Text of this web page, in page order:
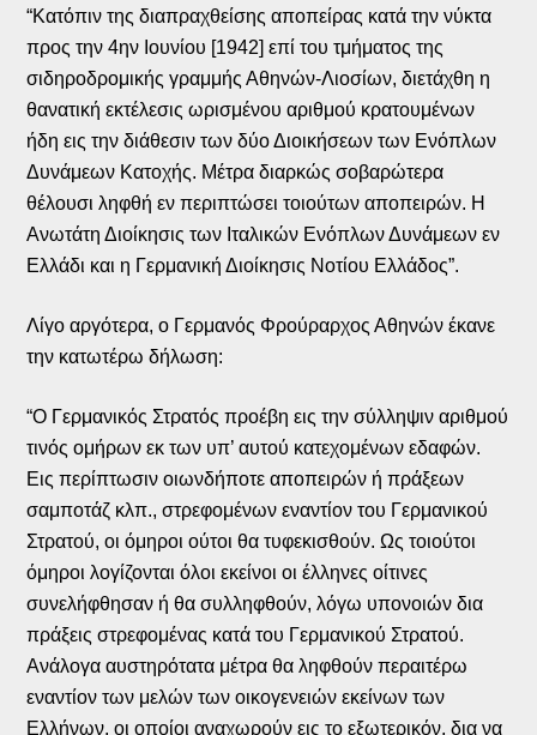
“Κατόπιν της διαπραχθείσης αποπείρας κατά την νύκτα
προς την 4ην Ιουνίου [1942] επί του τμήματος της
σιδηροδρομικής γραμμής Αθηνών-Λιοσίων, διετάχθη η
θανατική εκτέλεσις ωρισμένου αριθμού κρατουμένων
ήδη εις την διάθεσιν των δύο Διοικήσεων των Ενόπλων
Δυνάμεων Κατοχής. Μέτρα διαρκώς σοβαρώτερα
θέλουσι ληφθή εν περιπτώσει τοιούτων αποπειρών. Η
Ανωτάτη Διοίκησις των Ιταλικών Ενόπλων Δυνάμεων εν
Ελλάδι και η Γερμανική Διοίκησις Νοτίου Ελλάδος”.
Λίγο αργότερα, ο Γερμανός Φρούραρχος Αθηνών έκανε
την κατωτέρω δήλωση:
“Ο Γερμανικός Στρατός προέβη εις την σύλληψιν αριθμού
τινός ομήρων εκ των υπ’ αυτού κατεχομένων εδαφών.
Εις περίπτωσιν οιωνδήποτε αποπειρών ή πράξεων
σαμποτάζ κλπ., στρεφομένων εναντίον του Γερμανικού
Στρατού, οι όμηροι ούτοι θα τυφεκισθούν. Ως τοιούτοι
όμηροι λογίζονται όλοι εκείνοι οι έλληνες οίτινες
συνελήφθησαν ή θα συλληφθούν, λόγω υπονοιών δια
πράξεις στρεφομένας κατά του Γερμανικού Στρατού.
Ανάλογα αυστηρότατα μέτρα θα ληφθούν περαιτέρω
εναντίον των μελών των οικογενειών εκείνων των
Ελλήνων, οι οποίοι αναχωρούν εις το εξωτερικόν, δια να